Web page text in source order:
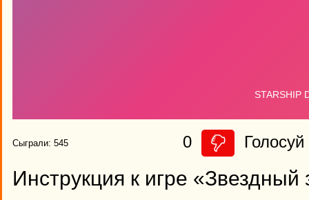
Сыграли: 545 0 Голосуй
Инструкция к игре «Звездный